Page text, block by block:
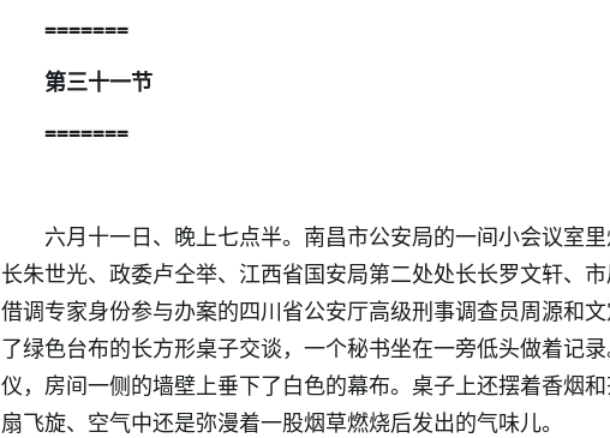
=======
第三十一节
=======
六月十一日、晚上七点半。南昌市公安局的一间小会议室
长朱世光、政委卢仝举、江西省国安局第二处处长长罗文轩、
借调专家身份参与办案的四川省公安厅高级刑事调查员周源和
了绿色台布的长方形桌子交谈，一个秘书坐在一旁低头做着记
仪，房间一侧的墙壁上垂下了白色的幕布。桌子上还摆着香烟
扇飞旋、空气中还是弥漫着一股烟草燃烧后发出的气味儿。